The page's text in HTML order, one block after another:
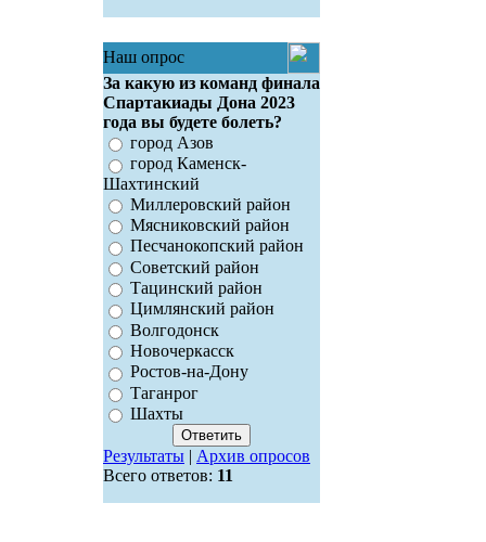
Наш опрос
За какую из команд финала
Спартакиады Дона 2023
года вы будете болеть?
город Азов
город Каменск-
Шахтинский
Миллеровский район
Мясниковский район
Песчанокопский район
Советский район
Тацинский район
Цимлянский район
Волгодонск
Новочеркасск
Ростов-на-Дону
Таганрог
Шахты
Результаты| Архив опросов
Всего ответов: 11